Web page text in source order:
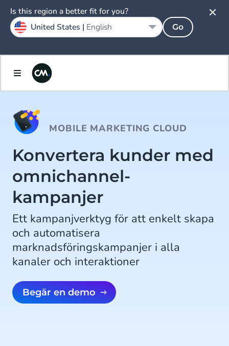
MOBILE MARKETING CLOUD
Konvertera kunder med
omnichannel-
kampanjer
Ett kampanjverktyg för att enkelt skapa
och automatisera
marknadsföringskampanjer i alla
kanaler och interaktioner
Begär en demo
Is this region a better fit for you?
United States | English Go